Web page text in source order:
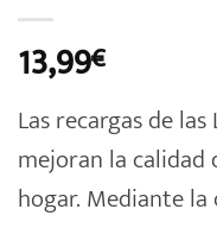
13,99€
Las recargas de
mejoran la calidad
hogar. Mediante